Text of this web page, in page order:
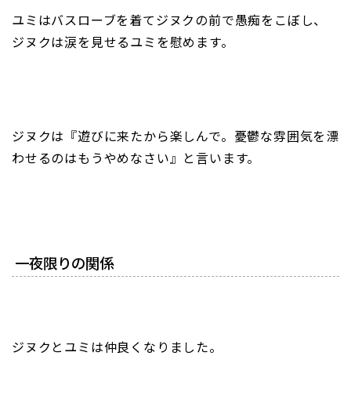
ユミはバスローブを着てジヌクの前で愚痴をこぼし、
ジヌクは涙を見せるユミを慰めます。
ジヌクは『遊びに来たから楽しんで。憂鬱な雰囲気を漂
わせるのはもうやめなさい』と言います。
一夜限りの関係
ジヌクとユミは仲良くなりました。